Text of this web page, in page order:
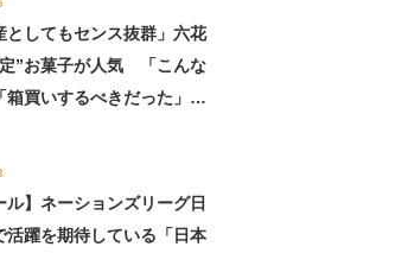
としてもセンス抜群」六花
”お菓子が人気 「こんな
買いするべきだった」
ル】ネーションズリーグ日
活躍を期待している「日本